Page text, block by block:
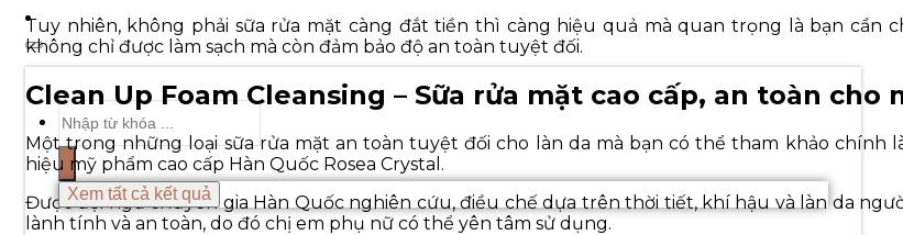
Search
...
Xem tất cả kết quả
Tuy nhiên, không phải sữa rửa mặt càng đắt tiền thì càng hiệu quả mà quan trọng là bạn cần
không chỉ được làm sạch mà còn đảm bảo độ an toàn tuyệt đối.
Clean Up Foam Cleansing – Sữa rửa mặt cao cấp, an toàn cho
Một trong những loại sữa rửa mặt an toàn tuyệt đối cho làn da mà bạn có thể tham khảo chính
hiệu mỹ phẩm cao cấp Hàn Quốc Rosea Crystal.
Được đội ngũ chuyên gia Hàn Quốc nghiên cứu, điều chế dựa trên thời tiết, khí hậu và làn da
lành tính và an toàn, do đó chị em phụ nữ có thể yên tâm sử dụng.